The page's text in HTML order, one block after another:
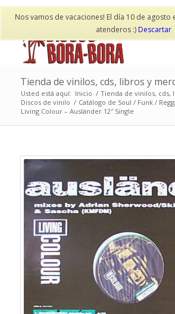
Nos vamos de vacaciones! El día 10 de
atenderos :)Descartar
Mi cuenta Contacto
Tienda de vinilos, cds, libros y
Usted está aquí: Inicio / Tienda de vinilos, cds,
Discos de vinilo / Catálogo de Soul / Funk /
Living Colour – Ausländer 12″ Single